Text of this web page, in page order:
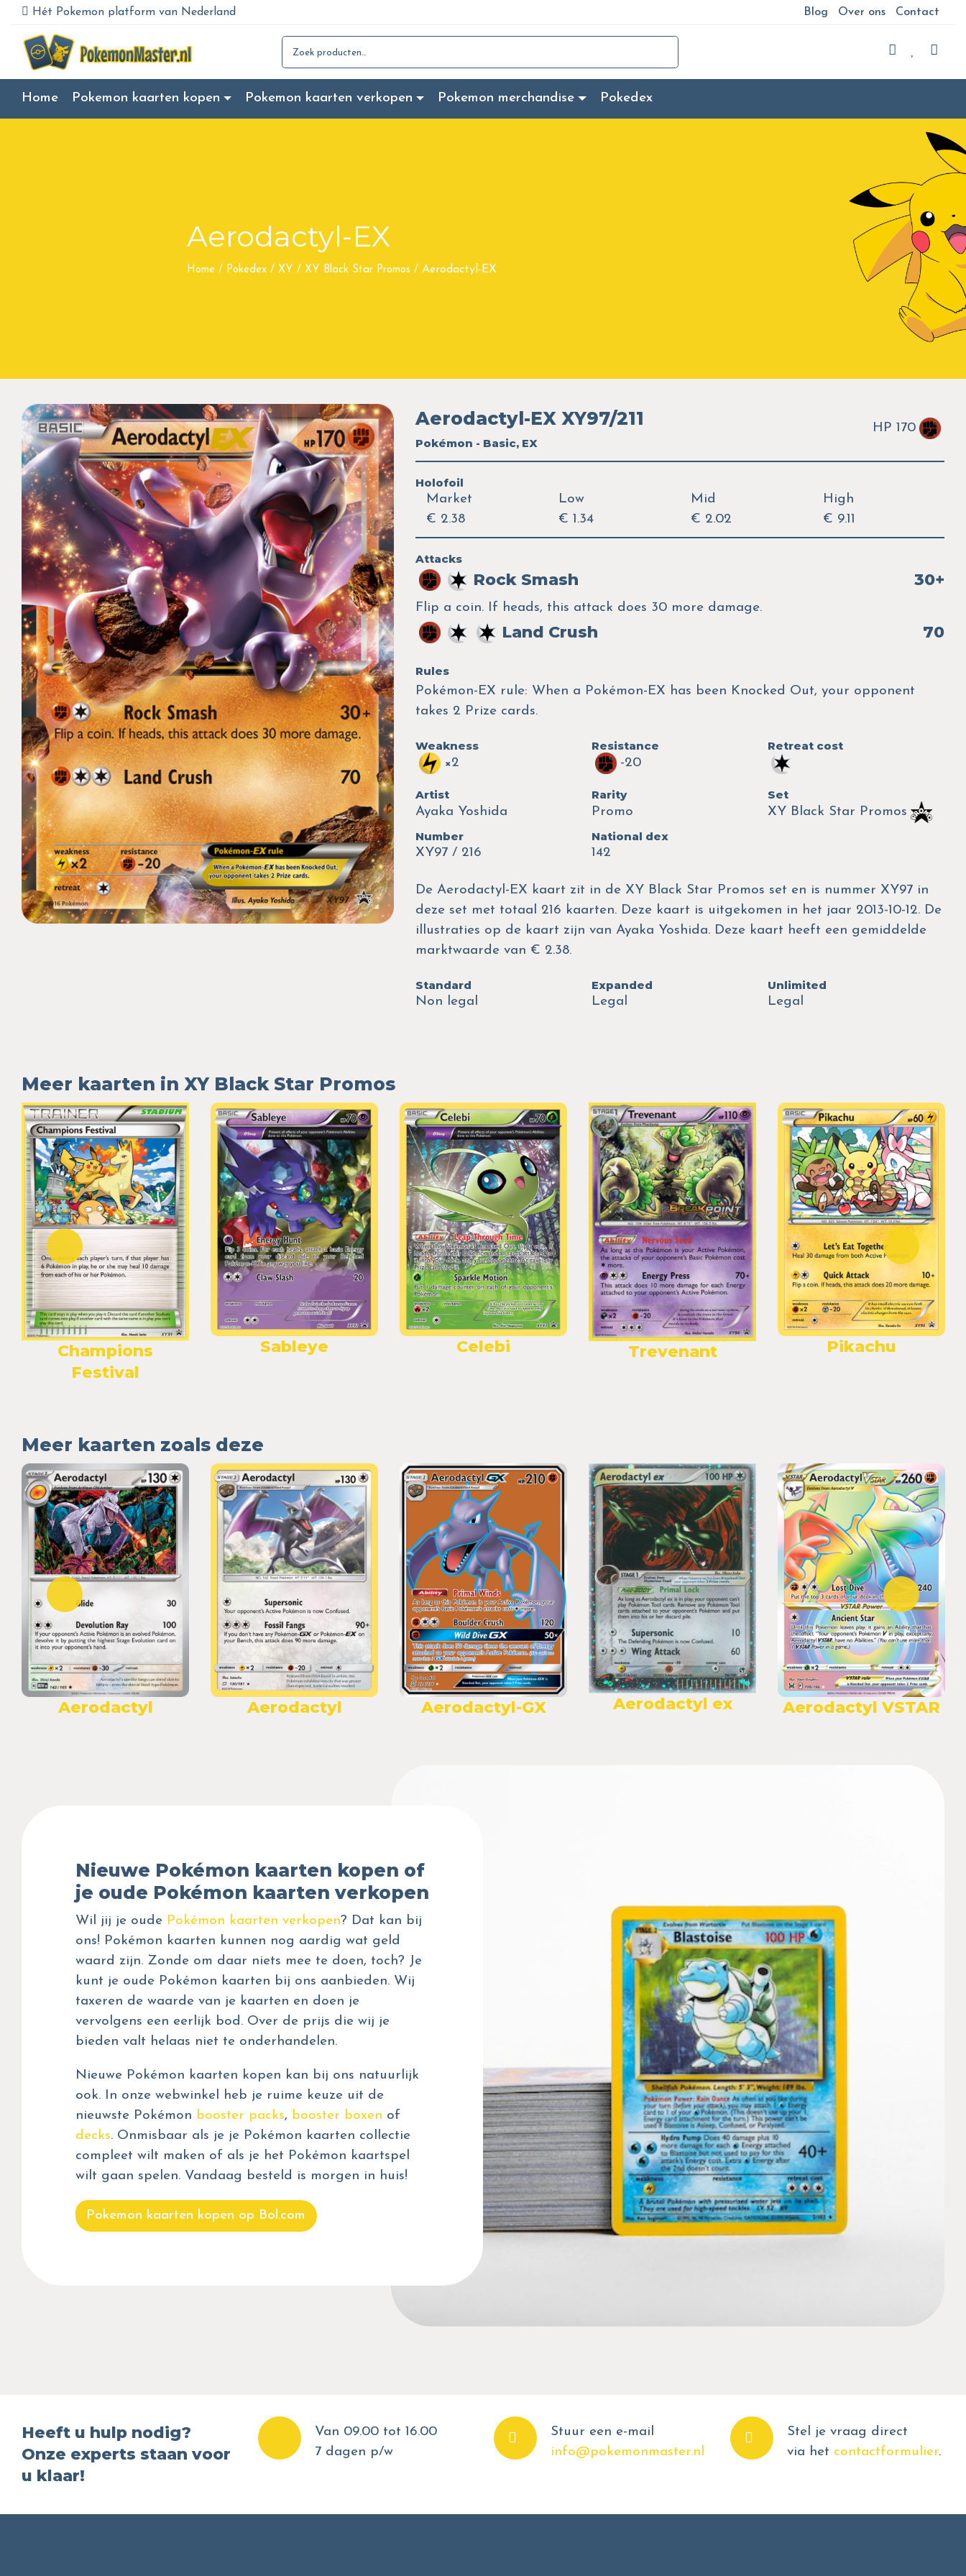
Hét Pokemon platform van Nederland Blog Over ons Contact
Search for:
Home Pokemon kaarten kopen Pokemon kaarten verkopen Pokemon merchandise Pokedex
Aerodactyl-EX
Home / Pokedex / XY / XY Black Star Promos / Aerodactyl-EX
Aerodactyl-EX XY97/211
Pokémon - Basic, EX
HP 170
Holofoil
Market
€ 2.38
Low
€ 1.34
Mid
€ 2.02
High
€ 9.11
Attacks
Rock Smash 30+
Flip a coin. If heads, this attack does 30 more damage.
Land Crush 70
Rules
Pokémon-EX rule: When a Pokémon-EX has been Knocked Out, your opponent
takes 2 Prize cards.
Weakness
×2
Resistance
-20
Retreat cost
Artist
Ayaka Yoshida
Rarity
Promo
Set
XY Black Star Promos
Number
XY97 / 216
National dex
142
De Aerodactyl-EX kaart zit in de XY Black Star Promos set en is nummer XY97 in
deze set met totaal 216 kaarten. Deze kaart is uitgekomen in het jaar 2013-10-12. De
illustraties op de kaart zijn van Ayaka Yoshida. Deze kaart heeft een gemiddelde
marktwaarde van € 2.38.
Standard
Non legal
Expanded
Legal
Unlimited
Legal
Meer kaarten in XY Black Star Promos
Champions
Festival
Sableye Celebi Trevenant Pikachu
Meer kaarten zoals deze
Aerodactyl Aerodactyl Aerodactyl-GX Aerodactyl ex Aerodactyl VSTAR
Nieuwe Pokémon kaarten kopen of
je oude Pokémon kaarten verkopen
Wil jij je oude Pokémon kaarten verkopen? Dat kan bij
ons! Pokémon kaarten kunnen nog aardig wat geld
waard zijn. Zonde om daar niets mee te doen, toch? Je
kunt je oude Pokémon kaarten bij ons aanbieden. Wij
taxeren de waarde van je kaarten en doen je
vervolgens een eerlijk bod. Over de prijs die wij je
bieden valt helaas niet te onderhandelen.
Nieuwe Pokémon kaarten kopen kan bij ons natuurlijk
ook. In onze webwinkel heb je ruime keuze uit de
nieuwste Pokémon booster packs, booster boxen of
decks. Onmisbaar als je je Pokémon kaarten collectie
compleet wilt maken of als je het Pokémon kaartspel
wilt gaan spelen. Vandaag besteld is morgen in huis!
Pokemon kaarten kopen op Bol.com
Heeft u hulp nodig?
Onze experts staan voor
u klaar!
Van 09.00 tot 16.00
7 dagen p/w
Stuur een e-mail
info@pokemonmaster.nl
Stel je vraag direct
via het contactformulier.